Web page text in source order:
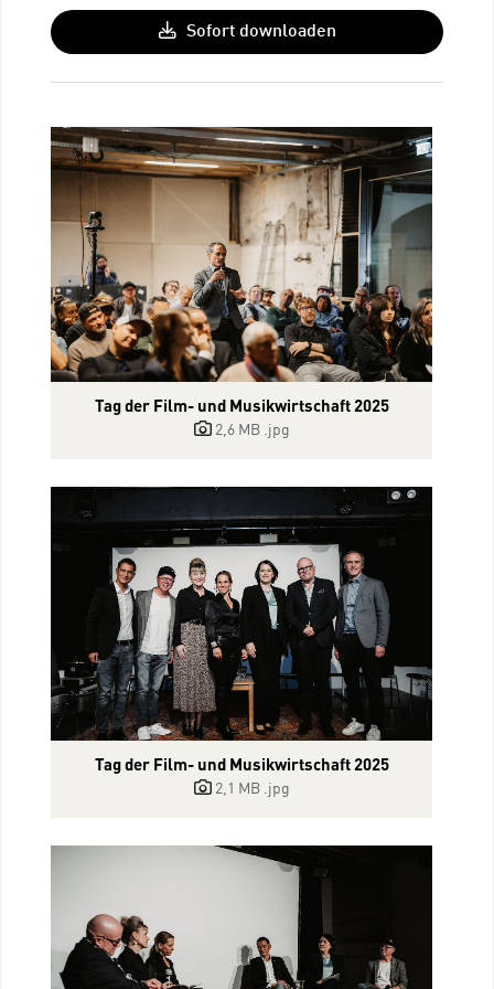
Sofort downloaden
Tag der Film- und Musikwirtschaft 2025
2,6 MB .jpg
Tag der Film- und Musikwirtschaft 2025
2,1 MB .jpg